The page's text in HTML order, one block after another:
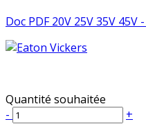
Doc PDF 20V 25V 35V 45V
Quantité souhaitée
-
+